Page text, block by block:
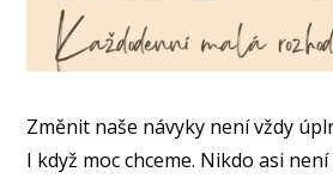
Změnit naše návyky není vždy
I když moc chceme. Nikdo asi